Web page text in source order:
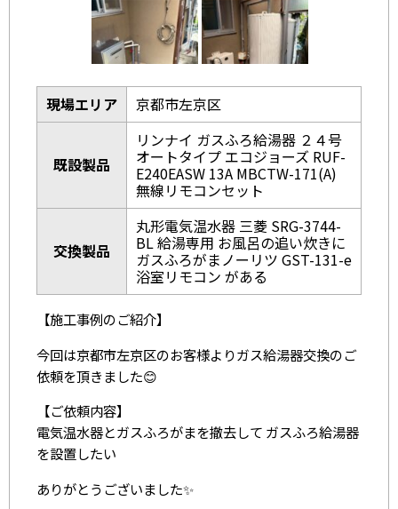
現場エリア 京都市左京区
既設製品
リンナイ ガスふろ給湯器 ２４号
オートタイプ エコジョーズ RUF-
E240EASW 13A MBCTW-171(A)
無線リモコンセット
交換製品
丸形電気温水器 三菱 SRG-3744-
BL 給湯専用 お風呂の追い炊きに
ガスふろがまノーリツ GST-131-e
浴室リモコン がある
【施工事例のご紹介】
今回は京都市左京区のお客様よりガス給湯器交換のご
依頼を頂きました😊
【ご依頼内容】
電気温水器とガスふろがまを撤去して ガスふろ給湯器
を設置したい
ありがとうございました✨